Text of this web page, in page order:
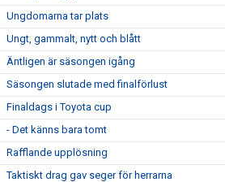
Ungdomarna tar plats
Ungt, gammalt, nytt och blått
Äntligen är säsongen igång
Säsongen slutade med finalförlust
Finaldags i Toyota cup
- Det känns bara tomt
Rafflande upplösning
Taktiskt drag gav seger för herrarna